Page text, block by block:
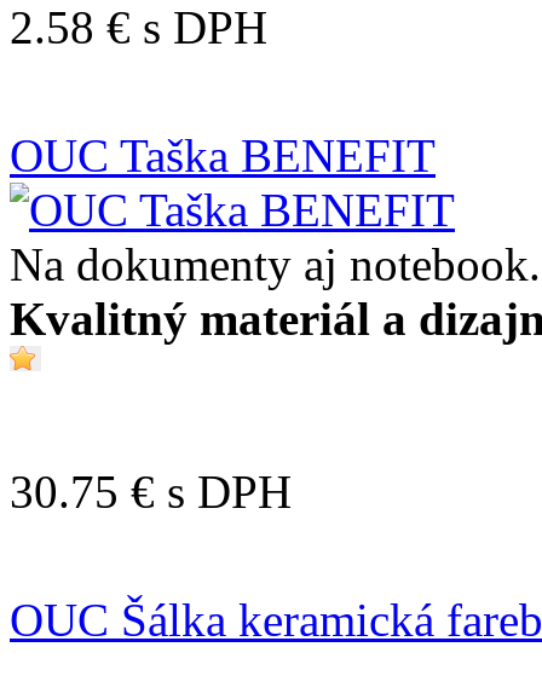
2.58 € s DPH
OUC Taška BENEFIT
Na dokumenty aj notebook.
Kvalitný materiál a
30.75 € s DPH
OUC Šálka keramická